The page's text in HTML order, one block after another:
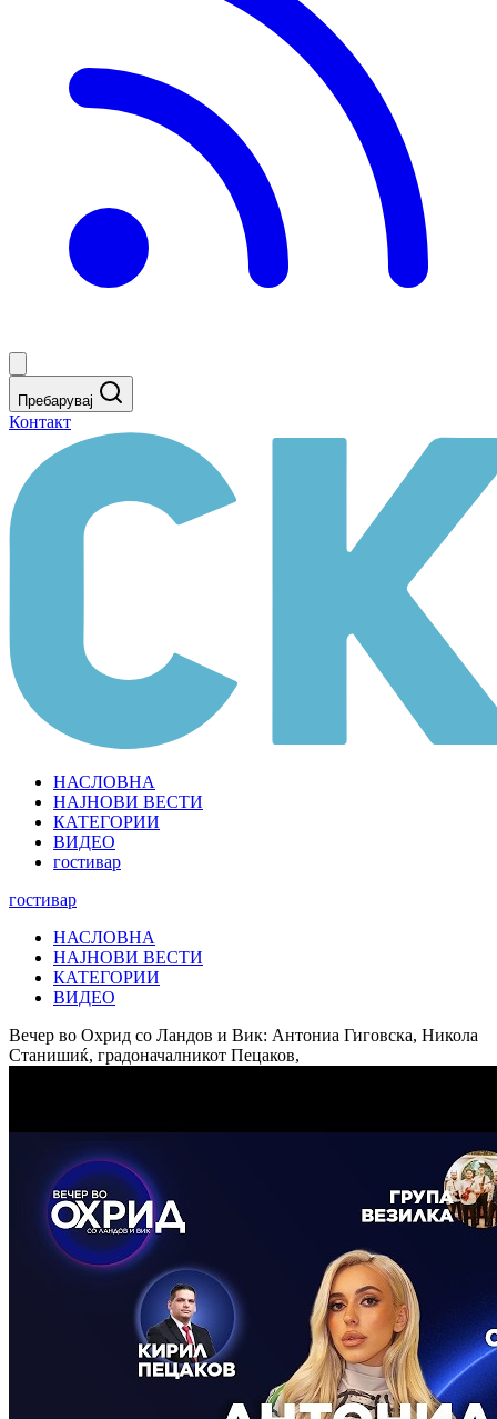
Пребарувај
Контакт
НАСЛОВНА
НАЈНОВИ ВЕСТИ
КАТЕГОРИИ
ВИДЕО
гостивар
гостивар
НАСЛОВНА
НАЈНОВИ ВЕСТИ
КАТЕГОРИИ
ВИДЕО
Вечер во Охрид со Ландов и Вик: Антониа Гиговска, Никола
Станишиќ, градоначалникот Пецаков,